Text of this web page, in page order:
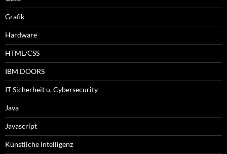
Grafik
Hardware
HTML/CSS
IBM DOORS
IT Sicherheit u. Cybersecurity
Java
Javascript
Künstliche Intelligenz